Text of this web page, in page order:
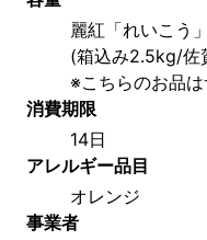
麗紅「れいこう
(箱込み2.5kg/佐
※こちらのお品は
消費期限
14日
アレルギー品目
オレンジ
事業者